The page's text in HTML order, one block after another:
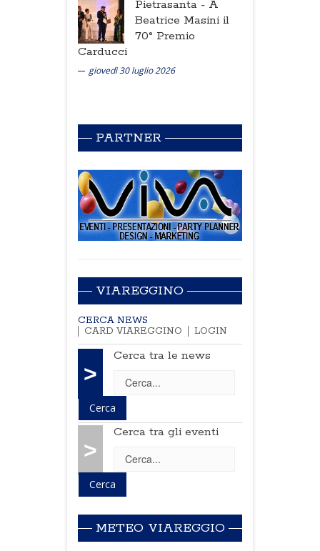
Pietrasanta - A
Beatrice Masini il
70° Premio
Carducci
giovedì 30 luglio 2026
PARTNER
VIAREGGINO
CERCA NEWS
CARD VIAREGGINO
LOGIN
>
Cerca tra le news
>
Cerca tra gli eventi
METEO VIAREGGIO